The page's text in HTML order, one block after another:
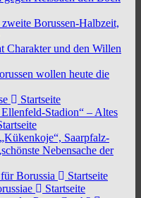
Borussen-Halbzeit,
Charakter und den Willen
wollen heute die
Startseite
Stadion“ – Altes
Saarpfalz-
Nebensache der
Borussia
Startseite
Startseite